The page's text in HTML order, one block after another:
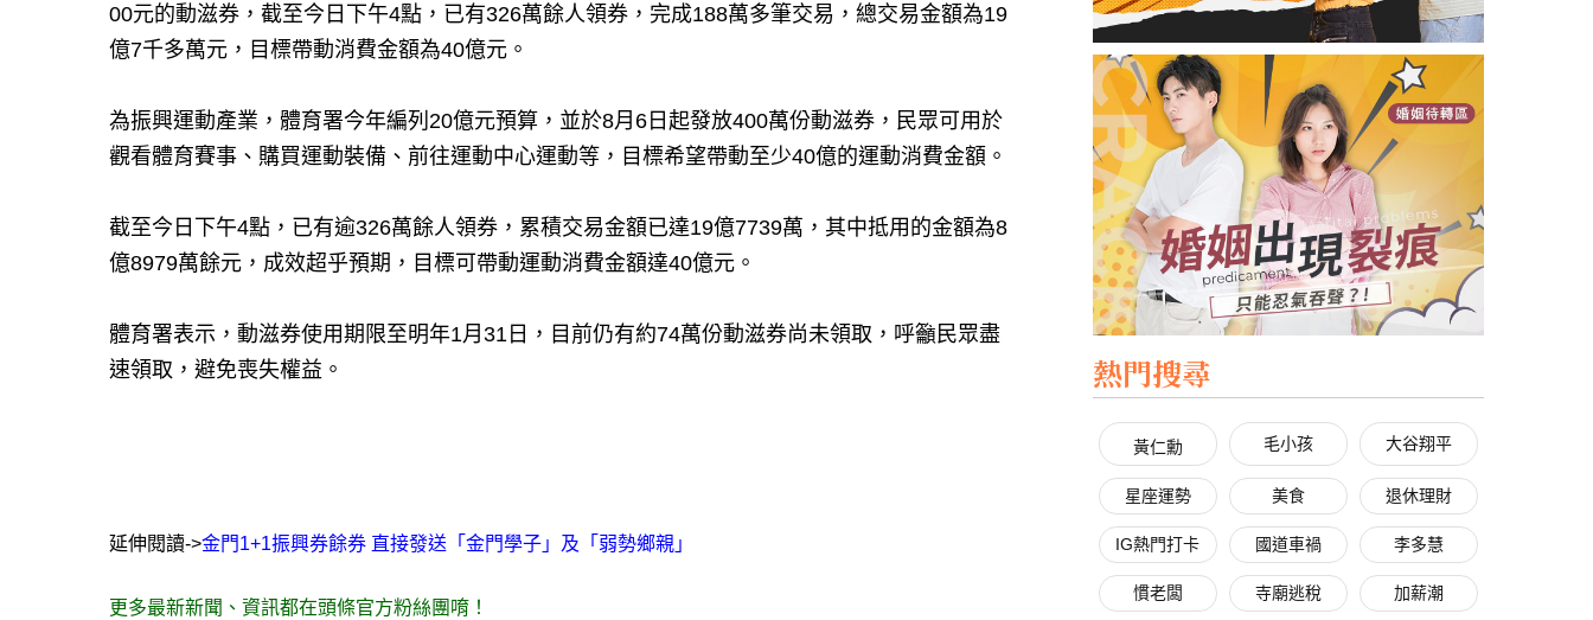
00元的動滋券，截至今日下午4點，已有326萬餘人領券，完成188萬多筆交易，總交易金額為19
億7千多萬元，目標帶動消費金額為40億元。
為振興運動產業，體育署今年編列20億元預算，並於8月6日起發放400萬份動滋券，民眾可用於
觀看體育賽事、購買運動裝備、前往運動中心運動等，目標希望帶動至少40億的運動消費金額。
截至今日下午4點，已有逾326萬餘人領券，累積交易金額已達19億7739萬，其中抵用的金額為8
億8979萬餘元，成效超乎預期，目標可帶動運動消費金額達40億元。
體育署表示，動滋券使用期限至明年1月31日，目前仍有約74萬份動滋券尚未領取，呼籲民眾盡
速領取，避免喪失權益。
延伸閱讀->金門1+1振興券餘券 直接發送「金門學子」及「弱勢鄉親」
更多最新新聞、資訊都在頭條官方粉絲團唷！
熱門搜尋
黃仁勳 毛小孩 大谷翔平
星座運勢 美食 退休理財
IG熱門打卡 國道車禍 李多慧
慣老闆 寺廟逃稅 加薪潮